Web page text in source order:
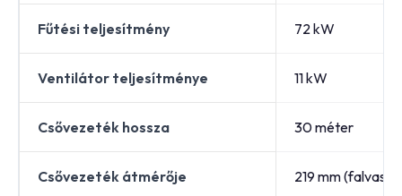
Fűtési teljesítmény 72 kW
Ventilátor teljesítménye 11 kW
Csővezeték hossza 30 méter
Csővezeték átmérője 219 mm